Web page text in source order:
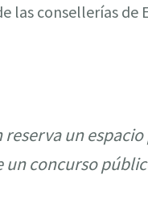
las consellerías
un
un concurso